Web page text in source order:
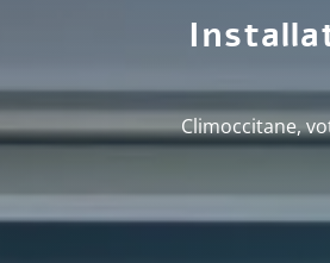
Climoccitane,